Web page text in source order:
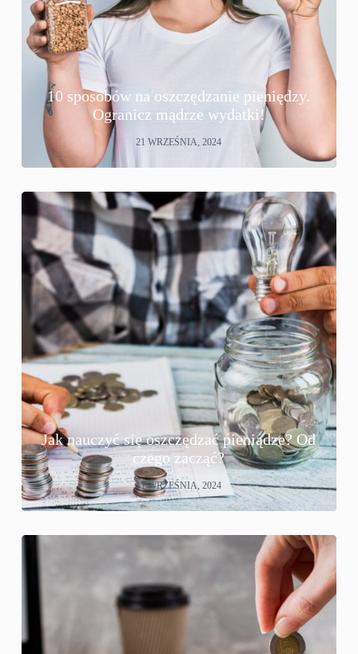
10 sposobów na oszczędzanie pieniędzy.
Ogranicz mądrze wydatki!
21 WRZEŚNIA, 2024
Jak nauczyć się oszczędzać pieniądze? Od
czego zacząć?
11 WRZEŚNIA, 2024